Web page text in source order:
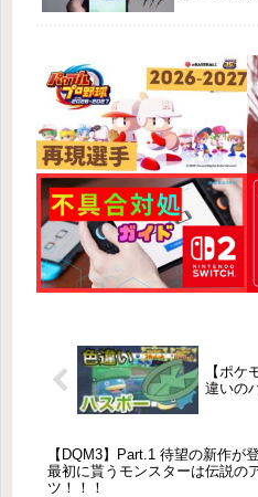
【ポ
違いの
【DQM3】Part.1 待望の新作が
最初に貰うモンスターは伝説の
ツ！！！